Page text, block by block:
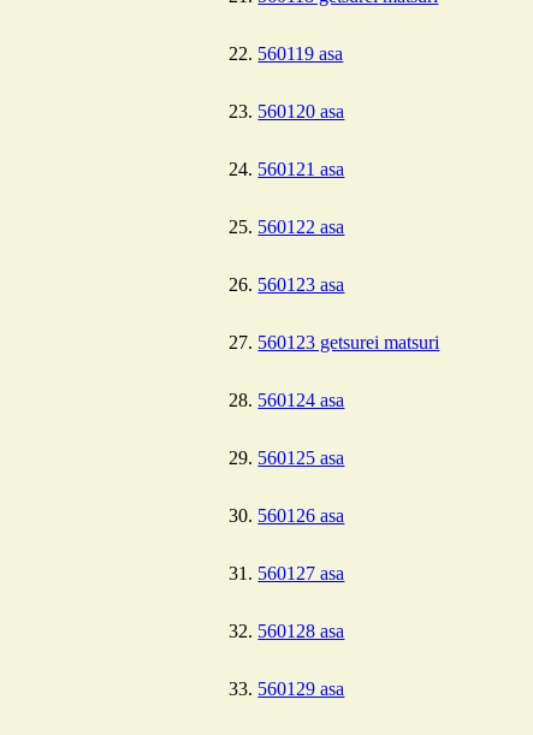
560119 asa
560120 asa
560121 asa
560122 asa
560123 asa
560123 getsurei matsuri
560124 asa
560125 asa
560126 asa
560127 asa
560128 asa
560129 asa